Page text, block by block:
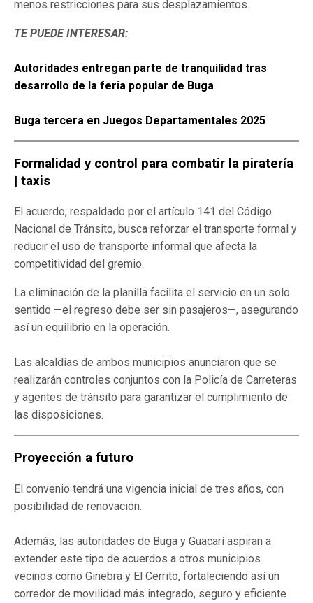
menos restricciones para sus desplazamientos.
TE PUEDE INTERESAR:
Autoridades entregan parte de tranquilidad tras
desarrollo de la feria popular de Buga
Buga tercera en Juegos Departamentales 2025
Formalidad y control para combatir la piratería
| taxis
El acuerdo, respaldado por el artículo 141 del Código
Nacional de Tránsito, busca reforzar el transporte formal y
reducir el uso de transporte informal que afecta la
competitividad del gremio.
La eliminación de la planilla facilita el servicio en un solo
sentido —el regreso debe ser sin pasajeros—, asegurando
así un equilibrio en la operación.
Las alcaldías de ambos municipios anunciaron que se
realizarán controles conjuntos con la Policía de Carreteras
y agentes de tránsito para garantizar el cumplimiento de
las disposiciones.
Proyección a futuro
El convenio tendrá una vigencia inicial de tres años, con
posibilidad de renovación.
Además, las autoridades de Buga y Guacarí aspiran a
extender este tipo de acuerdos a otros municipios
vecinos como Ginebra y El Cerrito, fortaleciendo así un
corredor de movilidad más integrado, seguro y eficiente